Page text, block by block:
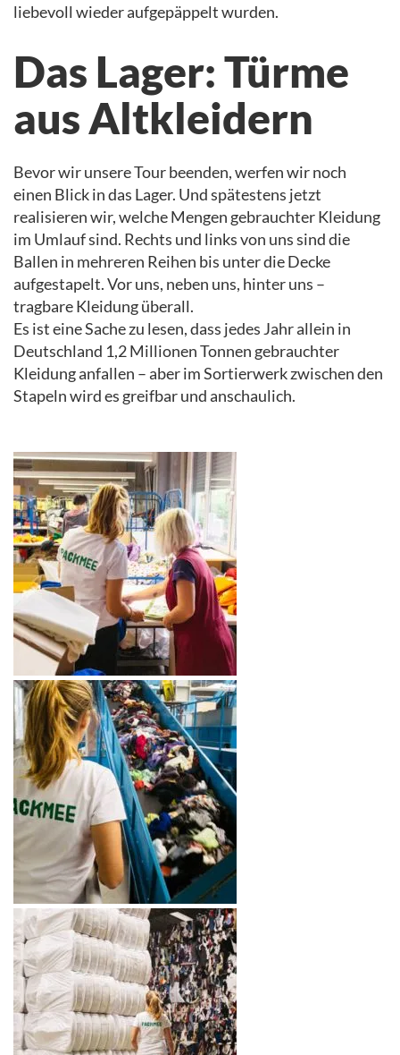
liebevoll wieder aufgepäppelt wurden.
Das Lager: Türme
aus Altkleidern
Bevor wir unsere Tour beenden, werfen wir noch
einen Blick in das Lager. Und spätestens jetzt
realisieren wir, welche Mengen gebrauchter Kleidung
im Umlauf sind. Rechts und links von uns sind die
Ballen in mehreren Reihen bis unter die Decke
aufgestapelt. Vor uns, neben uns, hinter uns –
tragbare Kleidung überall.
Es ist eine Sache zu lesen, dass jedes Jahr allein in
Deutschland 1,2 Millionen Tonnen gebrauchter
Kleidung anfallen – aber im Sortierwerk zwischen den
Stapeln wird es greifbar und anschaulich.